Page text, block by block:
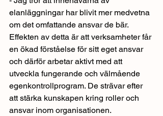
elanläggningar har blivit mer medvetna
om det omfattande ansvar de bär.
Effekten av detta är att verksamheter får
en ökad förståelse för sitt eget ansvar
och därför arbetar aktivt med att
utveckla fungerande och välmående
egenkontrollprogram. De strävar efter
att stärka kunskapen kring roller och
ansvar inom organisationen.